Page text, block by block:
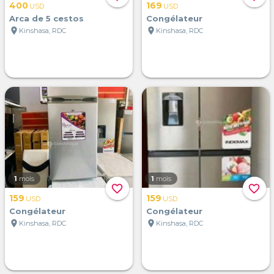
400 USD
Arca de 5 cestos
location_on Kinshasa, RDC
169 USD
Congélateur
location_on Kinshasa, RDC
favorite_border
1 mois
159 USD
Congélateur
location_on Kinshasa, RDC
favorite_border
1 mois
159 USD
Congélateur
location_on Kinshasa, RDC